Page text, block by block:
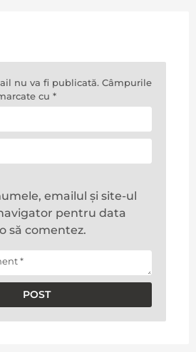
nu va fi publicată. Câmpurile
cu *
emailul și site-ul
pentru data
să comentez.